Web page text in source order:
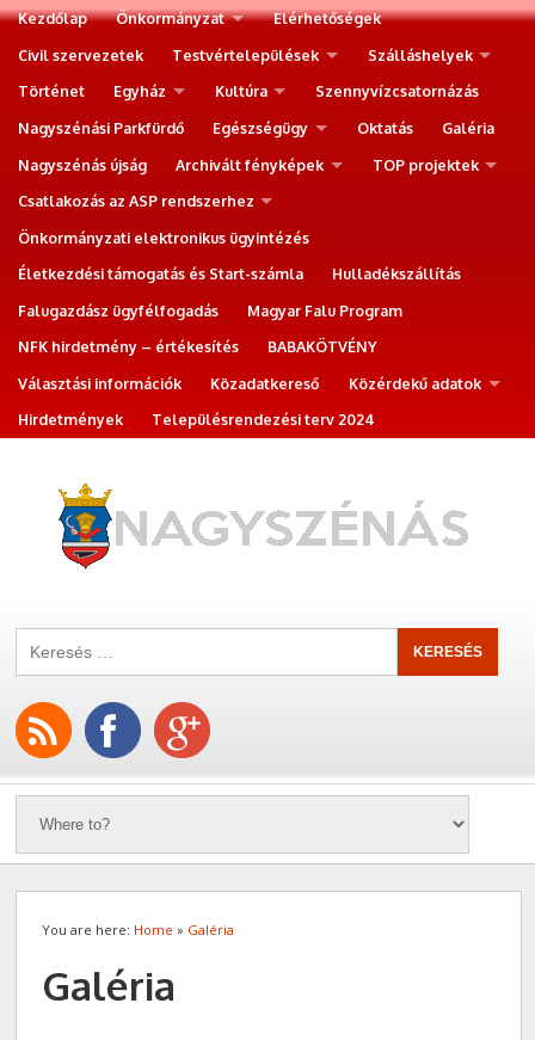
Kezdőlap Önkormányzat
Elérhetőségek
Civil szervezetek
Testvértelepülések
Szálláshelyek
Történet
Egyház Kultúra
Szennyvízcsatornázás
Nagyszénási Parkfürdő
Egészségügy Oktatás
Galéria
Nagyszénás újság
Archivált fényképek
TOP projektek
Csatlakozás az ASP rendszerhez
Önkormányzati elektronikus ügyintézés
Életkezdési támogatás és Start-számla
Hulladékszállítás
Falugazdász ügyfélfogadás
Magyar Falu Program
NFK hirdetmény – értékesítés
BABAKÖTVÉNY
Választási információk
Közadatkereső
Közérdekű adatok
Hirdetmények
Településrendezési terv 2024
You are here: Home » Galéria
Galéria